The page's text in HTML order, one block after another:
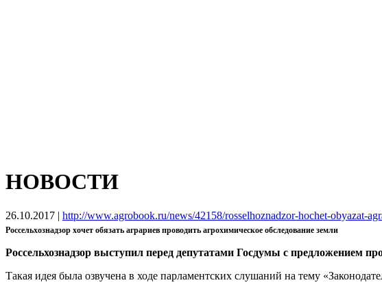
НОВОСТИ
26.10.2017 | http://www.agrobook.ru/news/42158/rosselhoznadzor-hochet-obyazat-
Россельхознадзор хочет обязать аграриев проводить агрохимическое обследование земли
Россельхознадзор выступил перед депутатами Госдумы с предложением
Такая идея была озвучена в ходе парламентских слушаний на тему